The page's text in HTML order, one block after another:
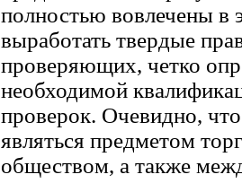
полностью вовлечены в
выработать твердые
проверяющих, четко
необходимой
проверок. Очевидно,
являться предметом
обществом, а также